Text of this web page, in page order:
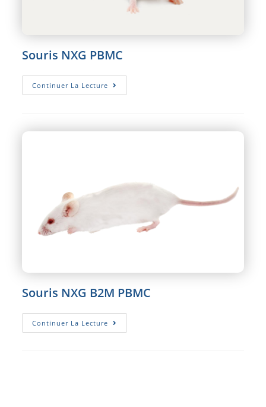
Souris NXG PBMC
Continuer La Lecture Souris
NXG
Souris NXG B2M PBMC
Continuer La Lecture Souris
NXG